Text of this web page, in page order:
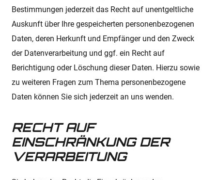
Bestimmungen jederzeit das Recht auf unentgeltliche
Auskunft über Ihre gespeicherten personenbezogenen
Daten, deren Herkunft und Empfänger und den Zweck
der Datenverarbeitung und ggf. ein Recht auf
Berichtigung oder Löschung dieser Daten. Hierzu sowie
zu weiteren Fragen zum Thema personenbezogene
Daten können Sie sich jederzeit an uns wenden.
RECHT AUF
EINSCHRÄNKUNG DER
VERARBEITUNG